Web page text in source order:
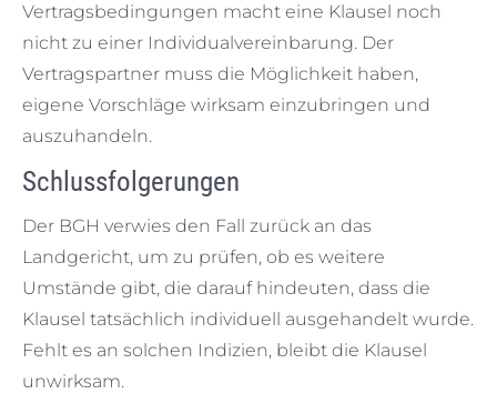
Vertragsbedingungen macht eine Klausel noch
nicht zu einer Individualvereinbarung. Der
Vertragspartner muss die Möglichkeit haben,
eigene Vorschläge wirksam einzubringen und
auszuhandeln.
Schlussfolgerungen
Der BGH verwies den Fall zurück an das
Landgericht, um zu prüfen, ob es weitere
Umstände gibt, die darauf hindeuten, dass die
Klausel tatsächlich individuell ausgehandelt wurde.
Fehlt es an solchen Indizien, bleibt die Klausel
unwirksam.